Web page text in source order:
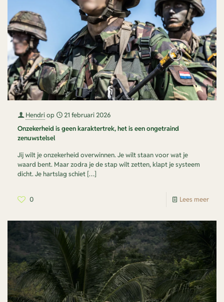
Hendriop
21 februari 2026
Onzekerheid is geen karaktertrek, het is een ongetraind
zenuwstelsel
Jij wilt je onzekerheid overwinnen. Je wilt staan voor wat je
waard bent. Maar zodra je de stap wilt zetten, klapt je systeem
dicht. Je hartslag schiet […]
0 Lees meer